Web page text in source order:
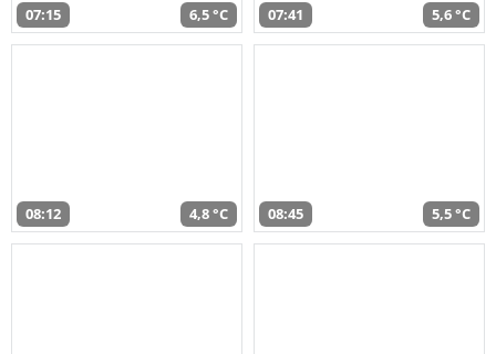
07:15 6,5 °C 07:41 5,6 °C
08:12 4,8 °C 08:45 5,5 °C